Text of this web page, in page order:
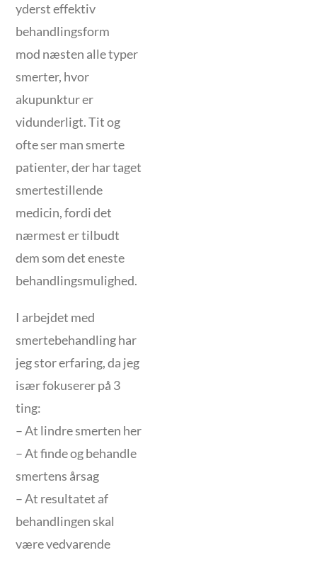
yderst effektiv
behandlingsform
mod næsten alle typer
smerter, hvor
akupunktur er
vidunderligt. Tit og
ofte ser man smerte
patienter, der har taget
smertestillende
medicin, fordi det
nærmest er tilbudt
dem som det eneste
behandlingsmulighed.
I arbejdet med
smertebehandling har
jeg stor erfaring, da jeg
især fokuserer på 3
ting:
– At lindre smerten her
– At finde og behandle
smertens årsag
– At resultatet af
behandlingen skal
være vedvarende